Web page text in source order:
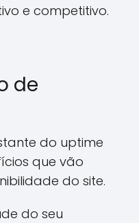
e competitivo.
de
do uptime
que vão
do site.
do seu